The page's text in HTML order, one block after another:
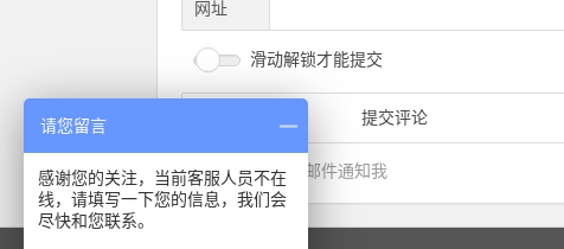
网址
滑动解锁才能提交
有回复时邮件通知我
请您留言
感谢您的关注，当前客服人员不在
线，请填写一下您的信息，我们会
尽快和您联系。